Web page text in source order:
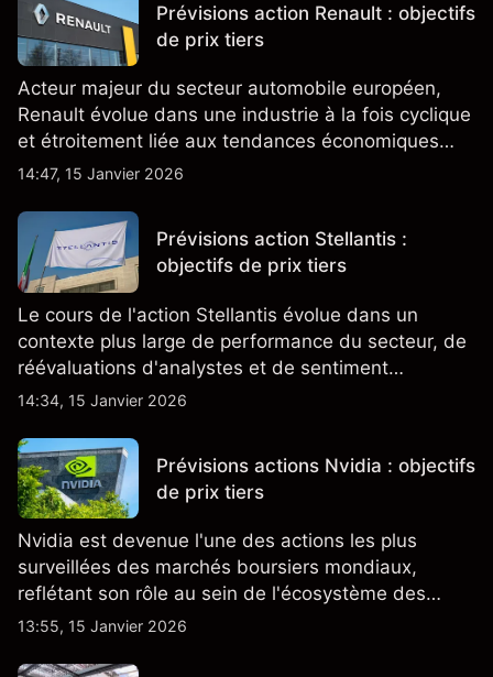
Prévisions action Renault : objectifs
de prix tiers
Acteur majeur du secteur automobile européen,
Renault évolue dans une industrie à la fois cyclique
et étroitement liée aux tendances économiques
générales.
14:47, 15 Janvier 2026
Prévisions action Stellantis :
objectifs de prix tiers
Le cours de l'action Stellantis évolue dans un
contexte plus large de performance du secteur, de
réévaluations d'analystes et de sentiment
changeant, qui ensemble aident à comprendre
14:34, 15 Janvier 2026
Prévisions actions Nvidia : objectifs
de prix tiers
Nvidia est devenue l'une des actions les plus
surveillées des marchés boursiers mondiaux,
reflétant son rôle au sein de l'écosystème des
semi-conducteurs et de l'IA.
13:55, 15 Janvier 2026